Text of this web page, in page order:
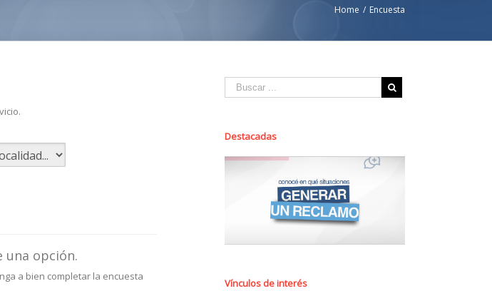
Home / Encuesta
Destacadas
Vínculos de interés